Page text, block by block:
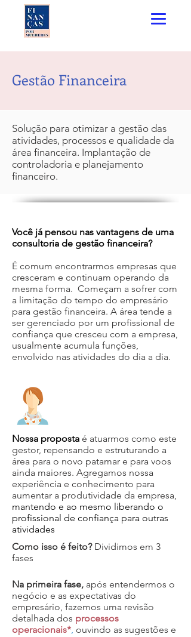
Gestão Financeira
Solução para otimizar a gestão das
atividades, processos e qualidade da
área financeira. Implantação de
controladoria e planejamento
financeiro.
Você já pensou nas vantagens de uma
consultoria de gestão financeira?
É comum encontrarmos empresas que
cresceram e continuam operando da
mesma forma. Começam a sofrer com
a limitação do tempo do empresário
para gestão financeira. A área tende a
ser gerenciado por um profissional de
confiança que cresceu com a empresa,
usualmente acumula funções,
envolvido nas atividades do dia a dia.
Nossa proposta é atuarmos como este
gestor, repensando e estruturando a
área para o novo patamar e para voos
ainda maiores. Agregamos nossa
experiência e conhecimento para
aumentar a produtividade da empresa,
mantendo e ao mesmo liberando o
profissional de confiança para outras
atividades
Como isso é feito? Dividimos em 3
fases
Na primeira fase, após entendermos o
negócio e as expectativas do
empresário, fazemos uma revisão
detalhada dos processos
operacionais*, ouvindo as sugestões e